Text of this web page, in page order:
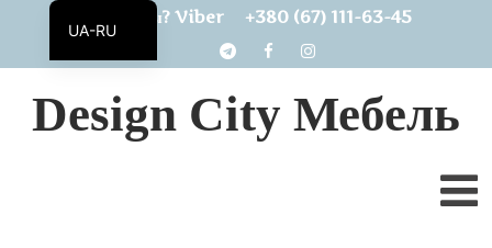
Есть вопросы? Viber +380 (67) 111-63-45
Design City Мебель
UA-RU
UA